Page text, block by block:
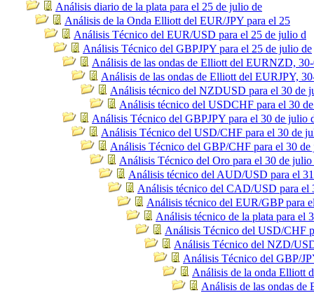
Análisis diario de la plata para el 25 de julio de
Análisis de la Onda Elliott del EUR/JPY para el 25
Análisis Técnico del EUR/USD para el 25 de julio d
Análisis Técnico del GBPJPY para el 25 de julio de
Análisis de las ondas de Elliott del EURNZD,
Análisis de las ondas de Elliott del EURJPY,
Análisis técnico del NZDUSD para el 30 de
Análisis técnico del USDCHF para el 30
Análisis Técnico del GBPJPY para el 30 de julio
Análisis Técnico del USD/CHF para el 30 de
Análisis Técnico del GBP/CHF para el 30
Análisis Técnico del Oro para el 30 de julio
Análisis técnico del AUD/USD para el
Análisis técnico del CAD/USD para el
Análisis técnico del EUR/GBP para
Análisis técnico de la plata para el
Análisis Técnico del USD/CHF
Análisis Técnico del NZD/
Análisis Técnico del GBP/
Análisis de la onda Elliott
Análisis de las ondas